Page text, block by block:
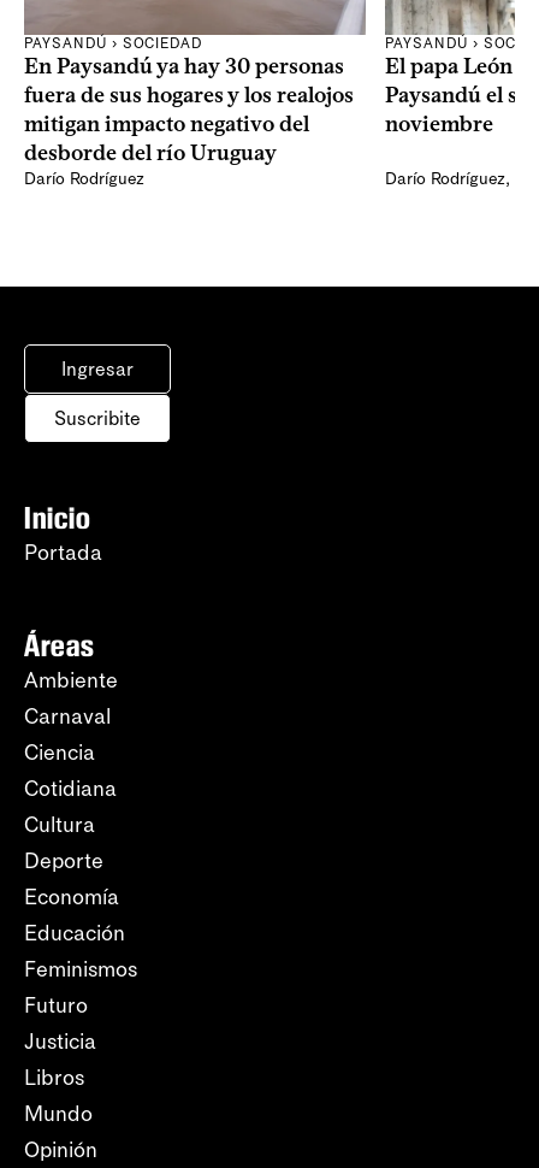
PAYSANDÚ › SOCIEDAD
En Paysandú ya hay 30 personas
fuera de sus hogares y los realojos
mitigan impacto negativo del
desborde del río Uruguay
Darío Rodríguez
PAYSANDÚ ›
El papa León
Paysandú el
noviembre
Darío Rodríguez,
Ingresar
Suscribite
Inicio
Portada
Áreas
Ambiente
Carnaval
Ciencia
Cotidiana
Cultura
Deporte
Economía
Educación
Feminismos
Futuro
Justicia
Libros
Mundo
Opinión